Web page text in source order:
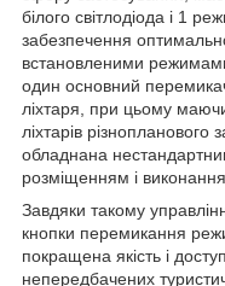
білого світлодіода і 1
забезпечення
встановленими
один основний
ліхтаря, при цьому
ліхтарів різнопланового
обладнана
розміщенням і
Завдяки такому
кнопки перемикання
покращена якість і
непередбачених